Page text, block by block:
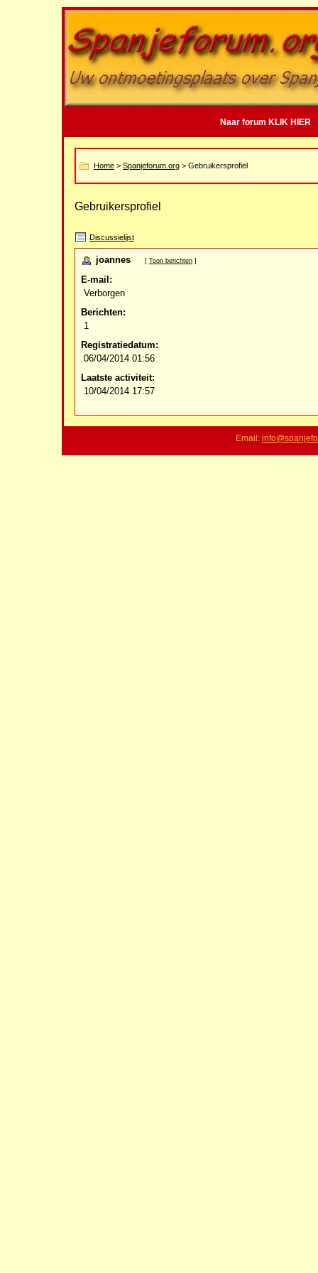
Naar forum KLIK HIER
Home > Spanjeforum.org > Gebruikersprofiel
Gebruikersprofiel
Discussielijst
joannes [ Toon berichten ]
E-mail:
Verborgen
Berichten:
1
Registratiedatum:
06/04/2014 01:56
Laatste activiteit:
10/04/2014 17:57
Email: